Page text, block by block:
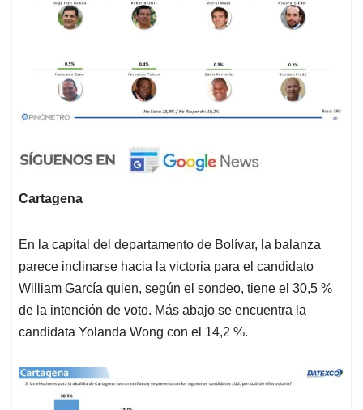
Cartagena
En la capital del departamento de Bolívar, la balanza
parece inclinarse hacia la victoria para el candidato
William García quien, según el sondeo, tiene el 30,5 %
de la intención de voto. Más abajo se encuentra la
candidata Yolanda Wong con el 14,2 %.